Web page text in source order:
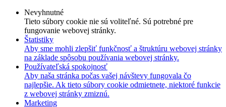
Nevyhnutné
Tieto súbory cookie nie sú voliteľné. Sú potrebné pre
fungovanie webovej stránky.
Štatistiky
Aby sme mohli zlepšiť funkčnosť a štruktúru webovej stránky
na základe spôsobu používania webovej stránky.
Používateľská spokojnosť
Aby naša stránka počas vašej návštevy fungovala čo
najlepšie. Ak tieto súbory cookie odmietnete, niektoré funkcie
z webovej stránky zmiznú.
Marketing